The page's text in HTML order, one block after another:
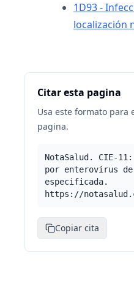
1D93 -
localización
Citar esta pagina
Usa este formato para
pagina.
NotaSalud. CIE-
por enterovirus
especificada.
https://
Copiar cita